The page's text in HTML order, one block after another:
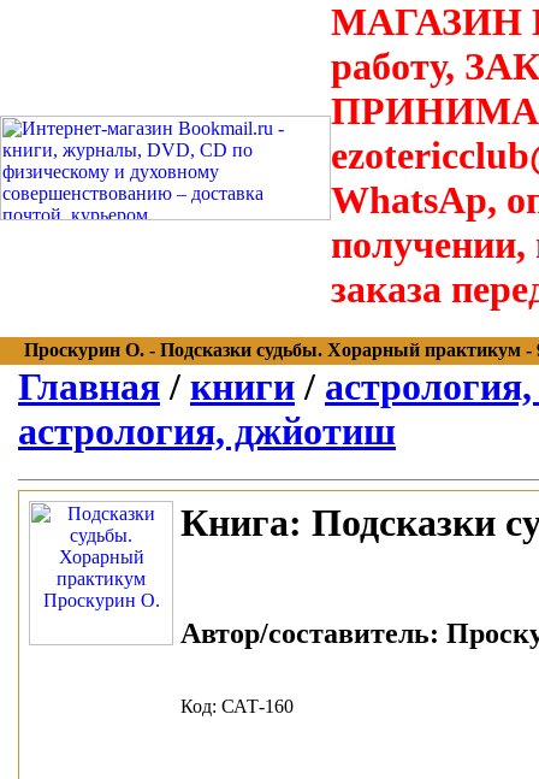
МАГАЗИН
работу,
WhatsAp,
получении,
заказа
Проскурин О. - Подсказки судьбы. Хорарный практикум -
Главная / книги /
астрология, джйотиш
Книга: Подсказки
Автор/составитель:
Код: САТ-160